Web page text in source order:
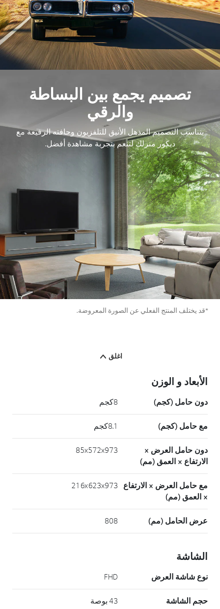
تصميم يجمع بين البساطة
والرقي
يتناسب التصميم المذهل الأنيق للتلفزيون وحافته الرفيعة مع
ديكور منزلك لتنعم بتجربة مشاهدة أفضل.
*قد يختلف المنتج الفعلي عن الصورة المعروضة.
اغلق
الأبعاد و الوزن
دون حامل (كجم) 8كجم
مع حامل (كجم) 8.1كجم
دون حامل العرض ×
الارتفاع × العمق (مم)
85x572x973
مع حامل العرض × الارتفاع
× العمق (مم)
216x623x973
عرض الحامل (مم) 808
الشاشة
نوع شاشة العرض FHD
حجم الشاشة 43 بوصة